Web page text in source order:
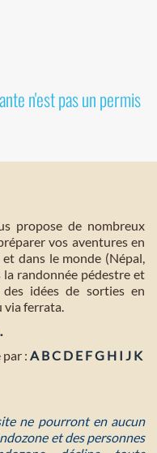
n'est pas un permis
propose de nombreux
vos aventures en
et dans le monde (Népal,
la randonnée pédestre et
idées de sorties en
via ferrata.
: A BC D E FG H I J K
ne pourront en aucun
et des personnes